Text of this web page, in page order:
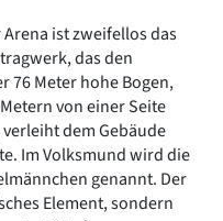
ist zweifellos das
das den
76 Meter hohe Bogen,
von einer Seite
dem Gebäude
Im Volksmund wird die
genannt. Der
Element, sondern